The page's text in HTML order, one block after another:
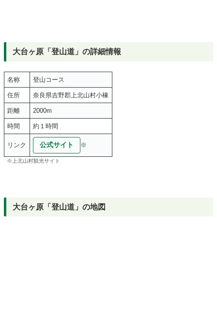
大台ヶ原「登山道」の詳細情報
名称 登山コース
住所 奈良県吉野郡上北山村小橡
距離 2000m
時間 約１時間
リンク 公式サイト ※
※上北山村観光サイト
大台ヶ原「登山道」の地図